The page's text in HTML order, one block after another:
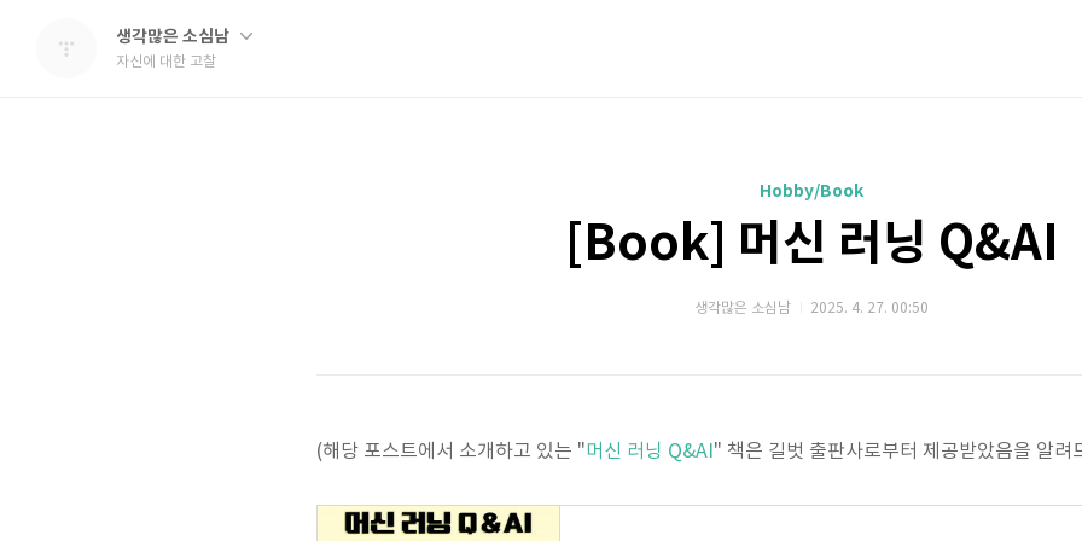
생각많은 소심남
자신에 대한 고찰
Hobby/Book
[Book] 머신 러닝 Q&AI
생각많은 소심남 2025. 4. 27. 00:50
(해당 포스트에서 소개하고 있는 "머신 러닝 Q&AI " 책은 길벗 출판사로부터 제공받았음을 알려